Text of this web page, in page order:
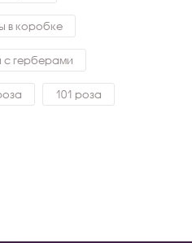
в коробке
с герберами
101 роза